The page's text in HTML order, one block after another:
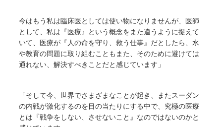
今はもう私は臨床医としては使い物になりませんが、医師
として、私は『医療』という概念をまた違うように捉えて
いて、医療が『人の命を守り、救う仕事』だとしたら、水
や教育の問題に取り組むこともまた、そのために避けては
通れない、解決すべきことだと感じています」
「そして今、世界でさまざまなことが起き、またスーダン
の内戦が激化するのを目の当たりにする中で、究極の医療
とは『戦争をしない、させないこと』なのではないのかと